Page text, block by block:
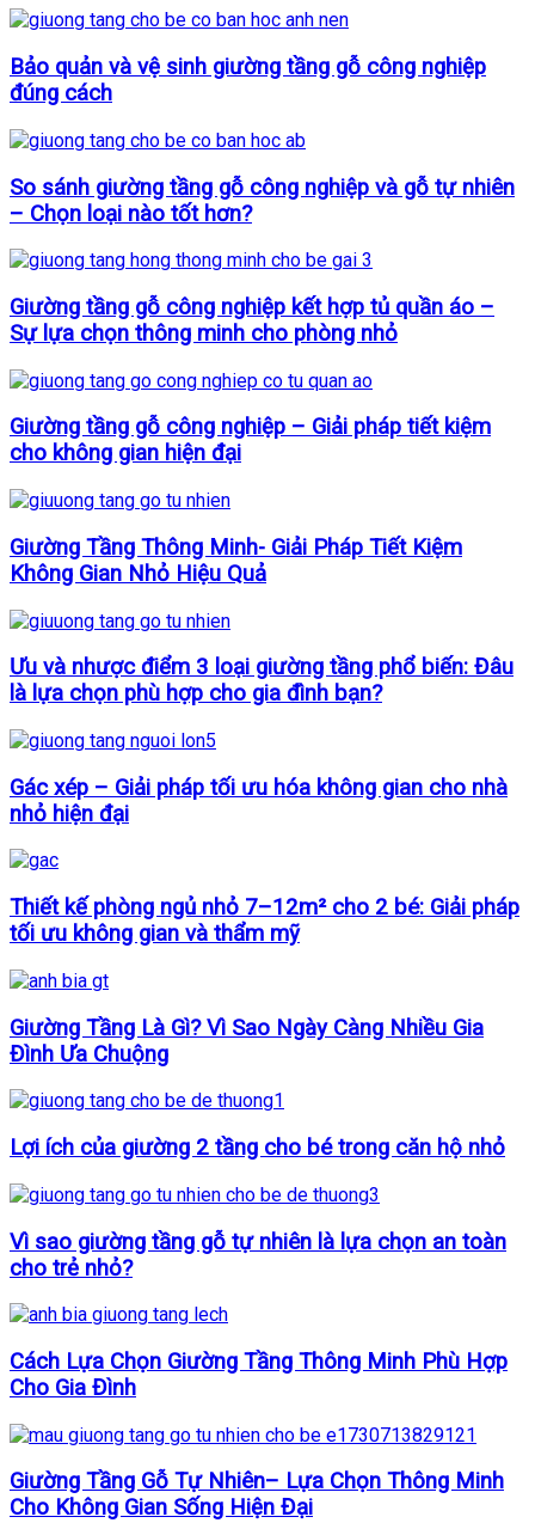
Bảo quản và vệ sinh giường tầng gỗ công nghiệp
đúng cách
So sánh giường tầng gỗ công nghiệp và gỗ tự nhiên
– Chọn loại nào tốt hơn?
Giường tầng gỗ công nghiệp kết hợp tủ quần áo –
Sự lựa chọn thông minh cho phòng nhỏ
Giường tầng gỗ công nghiệp – Giải pháp tiết kiệm
cho không gian hiện đại
Giường Tầng Thông Minh- Giải Pháp Tiết Kiệm
Không Gian Nhỏ Hiệu Quả
Ưu và nhược điểm 3 loại giường tầng phổ biến: Đâu
là lựa chọn phù hợp cho gia đình bạn?
Gác xép – Giải pháp tối ưu hóa không gian cho nhà
nhỏ hiện đại
Thiết kế phòng ngủ nhỏ 7–12m² cho 2 bé: Giải pháp
tối ưu không gian và thẩm mỹ
Giường Tầng Là Gì? Vì Sao Ngày Càng Nhiều Gia
Đình Ưa Chuộng
Lợi ích của giường 2 tầng cho bé trong căn hộ nhỏ
Vì sao giường tầng gỗ tự nhiên là lựa chọn an toàn
cho trẻ nhỏ?
Cách Lựa Chọn Giường Tầng Thông Minh Phù Hợp
Cho Gia Đình
Giường Tầng Gỗ Tự Nhiên– Lựa Chọn Thông Minh
Cho Không Gian Sống Hiện Đại